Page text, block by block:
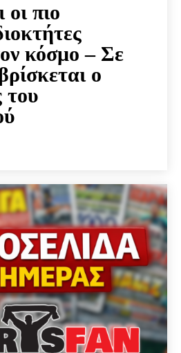
οι πιο
κόσμο – Σε
ο
του